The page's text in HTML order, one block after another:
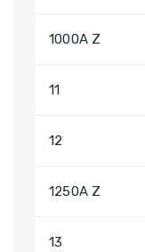
1000A Z
11
12
1250A Z
13